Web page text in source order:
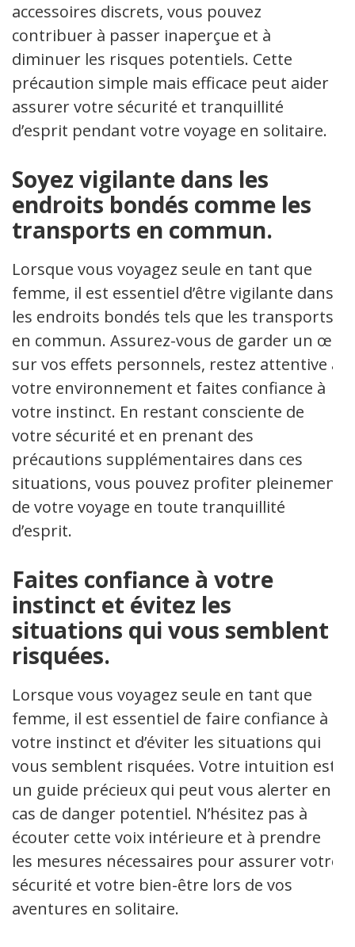
accessoires discrets, vous pouvez
contribuer à passer inaperçue et à
diminuer les risques potentiels. Cette
précaution simple mais efficace peut aider à
assurer votre sécurité et tranquillité
d’esprit pendant votre voyage en solitaire.
Soyez vigilante dans les
endroits bondés comme les
transports en commun.
Lorsque vous voyagez seule en tant que
femme, il est essentiel d’être vigilante dans
les endroits bondés tels que les transports
en commun. Assurez-vous de garder un œil
sur vos effets personnels, restez attentive à
votre environnement et faites confiance à
votre instinct. En restant consciente de
votre sécurité et en prenant des
précautions supplémentaires dans ces
situations, vous pouvez profiter pleinement
de votre voyage en toute tranquillité
d’esprit.
Faites confiance à votre
instinct et évitez les
situations qui vous semblent
risquées.
Lorsque vous voyagez seule en tant que
femme, il est essentiel de faire confiance à
votre instinct et d’éviter les situations qui
vous semblent risquées. Votre intuition est
un guide précieux qui peut vous alerter en
cas de danger potentiel. N’hésitez pas à
écouter cette voix intérieure et à prendre
les mesures nécessaires pour assurer votre
sécurité et votre bien-être lors de vos
aventures en solitaire.